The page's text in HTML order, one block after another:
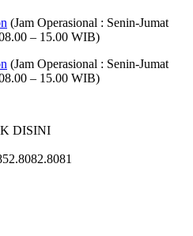
(Jam Operasional : Senin-Jumat
– 15.00 WIB)
(Jam Operasional : Senin-Jumat
– 15.00 WIB)
DISINI